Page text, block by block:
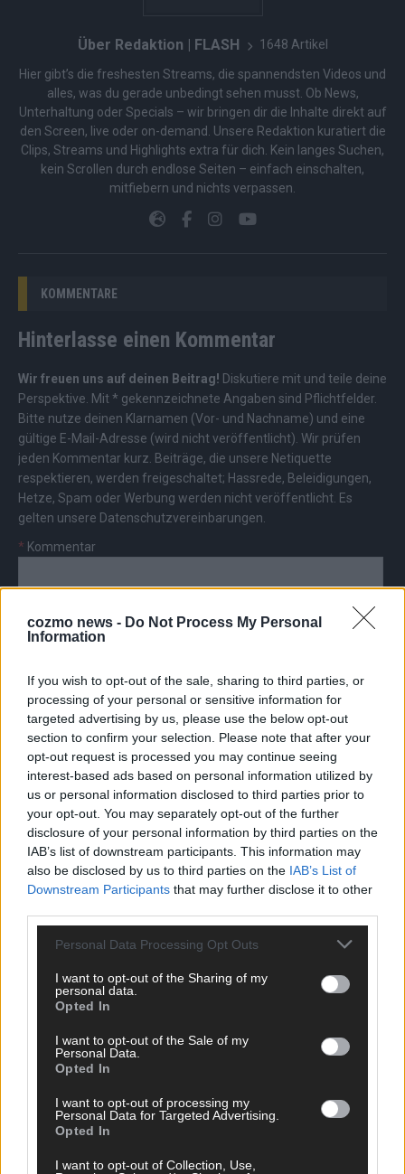
cozmo news - Do Not Process My Personal
Information
If you wish to opt-out of the sale, sharing to third parties, or
processing of your personal or sensitive information for
targeted advertising by us, please use the below opt-out
section to confirm your selection. Please note that after your
opt-out request is processed you may continue seeing
interest-based ads based on personal information utilized by
us or personal information disclosed to third parties prior to
your opt-out. You may separately opt-out of the further
disclosure of your personal information by third parties on the
IAB’s list of downstream participants. This information may
also be disclosed by us to third parties on the IAB’s List of
Downstream Participants that may further disclose it to other
Personal Data Processing Opt Outs
I want to opt-out of the Sharing of my
personal data.
Opted In
I want to opt-out of the Sale of my
Personal Data.
Opted In
I want to opt-out of processing my
Personal Data for Targeted Advertising.
Opted In
I want to opt-out of Collection, Use,
Über Redaktion | FLASH 1648 Artikel
Hier gibt’s die freshesten Streams, die spannendsten Videos und
alles, was du gerade unbedingt sehen musst. Ob News,
Unterhaltung oder Specials – wir bringen dir die Inhalte direkt auf
den Screen, live oder on-demand. Unsere Redaktion kuratiert die
Clips, Streams und Highlights extra für dich. Kein langes Suchen,
kein Scrollen durch endlose Seiten – einfach einschalten,
mitfiebern und nichts verpassen.
KOMMENTARE
Hinterlasse einen Kommentar
Wir freuen uns auf deinen Beitrag! Diskutiere mit und teile deine
Perspektive. Mit * gekennzeichnete Angaben sind Pflichtfelder.
Bitte nutze deinen Klarnamen (Vor- und Nachname) und eine
gültige E-Mail-Adresse (wird nicht veröffentlicht). Wir prüfen
jeden Kommentar kurz. Beiträge, die unsere Netiquette
respektieren, werden freigeschaltet; Hassrede, Beleidigungen,
Hetze, Spam oder Werbung werden nicht veröffentlicht. Es
gelten unsere Datenschutzvereinbarungen
* Kommentar
Vor- und Nachname
E-Mail
AD